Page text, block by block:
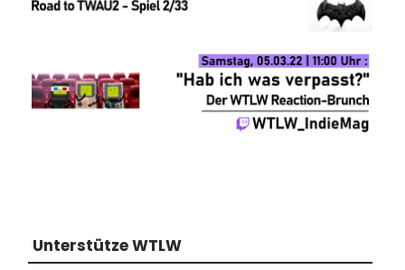
Unterstütze WTLW